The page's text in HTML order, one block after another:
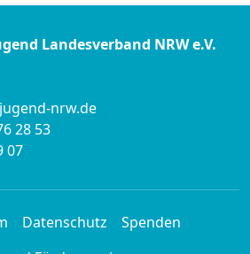
Landesverband NRW e.V.
nrw.de
28 53
07
Datenschutz
Spenden